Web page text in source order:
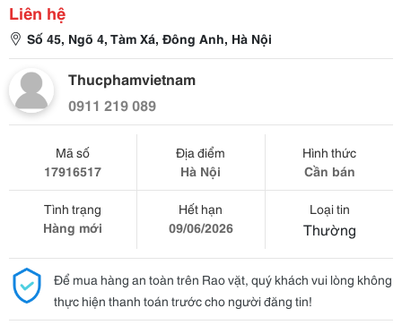
Liên hệ
Số 45, Ngõ 4, Tàm Xá, Đông Anh, Hà Nội
Thucphamvietnam
0911 219 089
Mã số
17916517
Địa điểm
Hà Nội
Hình thức
Cần bán
Tình trạng
Hàng mới
Hết hạn
09/06/2026
Loại tin
Thường
Để mua hàng an toàn trên Rao vặt, quý khách vui lòng không
thực hiện thanh toán trước cho người đăng tin!